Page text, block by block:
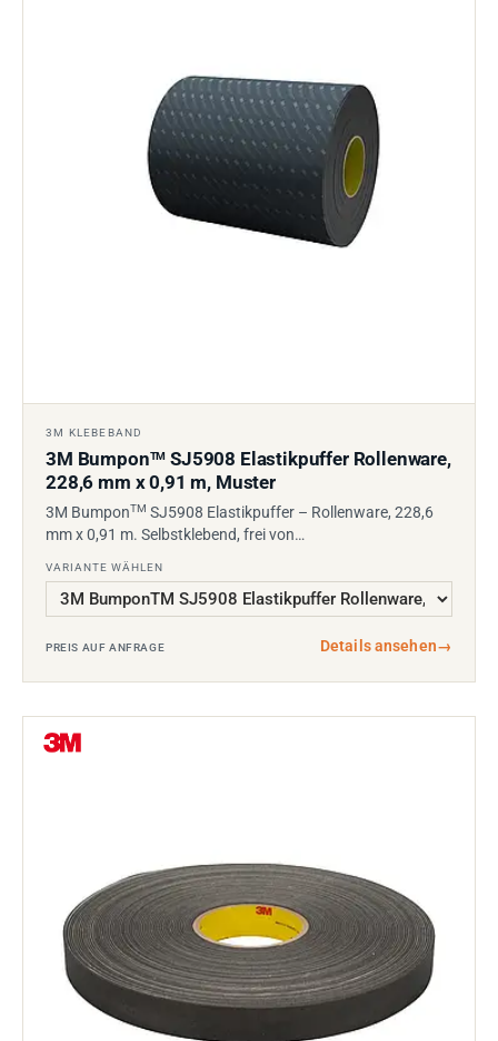
3M KLEBEBAND
3M BumponTM SJ5908 Elastikpuffer Rollenware,
228,6 mm x 0,91 m, Muster
3M BumponTM SJ5908 Elastikpuffer – Rollenware, 228,6
mm x 0,91 m. Selbstklebend, frei von…
VARIANTE WÄHLEN
PREIS AUF ANFRAGE Details ansehen→